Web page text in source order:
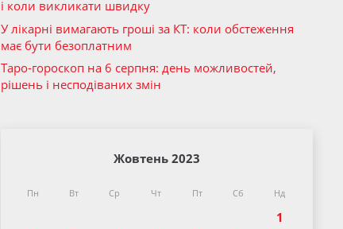
і коли викликати швидку
У лікарні вимагають гроші за КТ: коли обстеження
має бути безоплатним
Таро-гороскоп на 6 серпня: день можливостей,
рішень і несподіваних змін
Жовтень 2023
Пн Вт Ср Чт Пт Сб Нд
1